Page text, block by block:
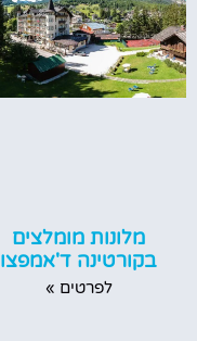
מלונות מומלצים
בקורטינה ד'אמפצו
לפרטים »